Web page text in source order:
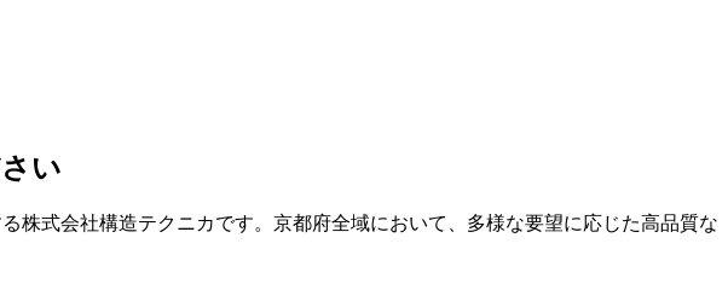
い
株式会社構造テクニカです。京都府全域において、多様な要望に応じた高品質な